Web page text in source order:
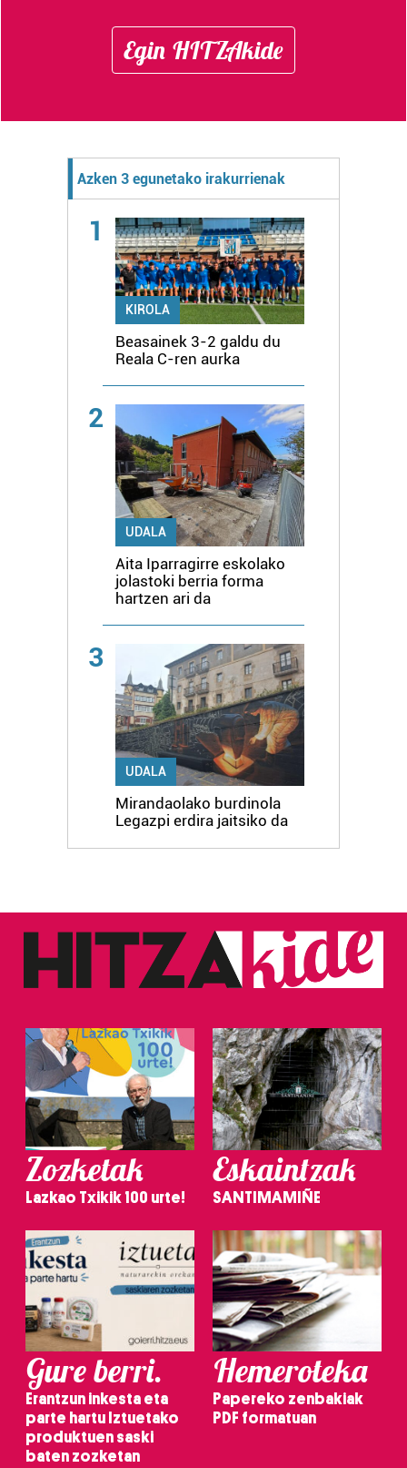
Egin HITZAkide
Azken 3 egunetako irakurrienak
1
KIROLA
Beasainek 3-2 galdu du
Reala C-ren aurka
2
UDALA
Aita Iparragirre eskolako
jolastoki berria forma
hartzen ari da
3
UDALA
Mirandaolako burdinola
Legazpi erdira jaitsiko da
Zozketak
Lazkao Txikik 100 urte!
Eskaintzak
SANTIMAMIÑE
Gure berri.
Erantzun inkesta eta
parte hartu Iztuetako
produktuen saski
baten zozketan
Hemeroteka
Papereko zenbakiak
PDF formatuan